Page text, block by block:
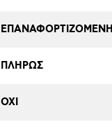
ΕΠΑΝΑΦΟΡΤΙΖΟΜΕΝΗ
ΠΛΗΡΩΣ
ΟΧΙ